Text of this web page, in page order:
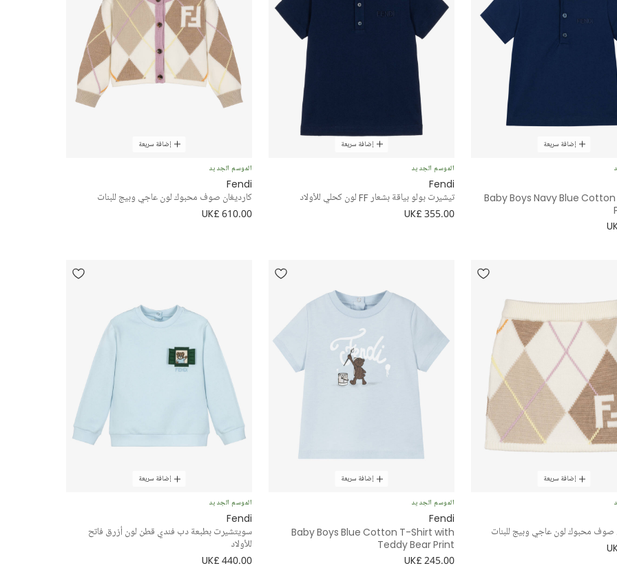
إضافة سريعة
Baby Boys Navy Blue Cotton
إضافة سريعة
الموسم الجديد
Fendi
تيشيرت بولو بياقة بشعار FF لون كحلي للأولاد
UK£ 355.00
إضافة سريعة
الموسم الجديد
Fendi
كارديغان صوف محبوك لون عاجي وبيج للبنات
UK£ 610.00
إضافة سريعة
صوف محبوك لون عاجي وبيج للبنات
إضافة سريعة
الموسم الجديد
Fendi
Baby Boys Blue Cotton T-Shirt with
Teddy Bear Print
UK£ 245.00
إضافة سريعة
الموسم الجديد
Fendi
سويتشيرت بطبعة دب فندي قطن لون أزرق فاتح
للأولاد
UK£ 440.00